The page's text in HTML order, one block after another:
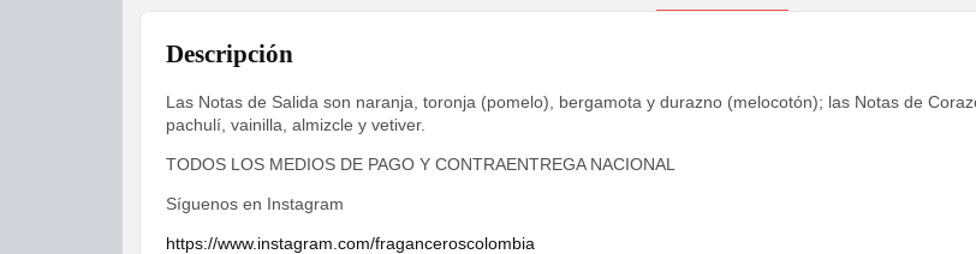
Descripción
Las Notas de Salida son naranja, toronja (pomelo), bergamota y durazno (melocotón); las Notas de
pachulí, vainilla, almizcle y vetiver.
TODOS LOS MEDIOS DE PAGO Y CONTRAENTREGA NACIONAL
Síguenos en Instagram
https://www.instagram.com/fraganceroscolombia